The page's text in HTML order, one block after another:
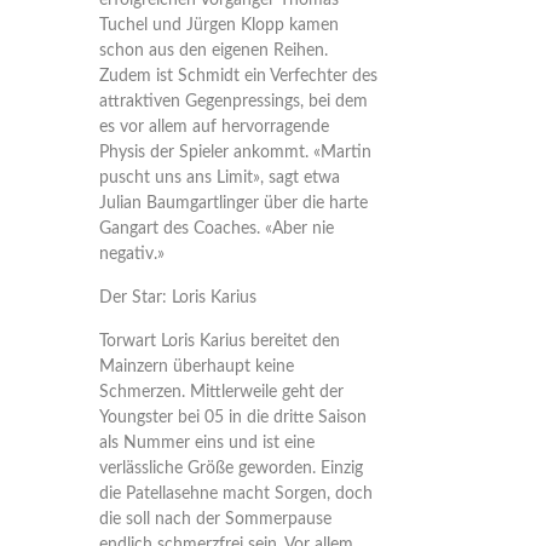
Tuchel und Jürgen Klopp kamen
schon aus den eigenen Reihen.
Zudem ist Schmidt ein Verfechter des
attraktiven Gegenpressings, bei dem
es vor allem auf hervorragende
Physis der Spieler ankommt. «Martin
puscht uns ans Limit», sagt etwa
Julian Baumgartlinger über die harte
Gangart des Coaches. «Aber nie
negativ.»
Der Star: Loris Karius
Torwart Loris Karius bereitet den
Mainzern überhaupt keine
Schmerzen. Mittlerweile geht der
Youngster bei 05 in die dritte Saison
als Nummer eins und ist eine
verlässliche Größe geworden. Einzig
die Patellasehne macht Sorgen, doch
die soll nach der Sommerpause